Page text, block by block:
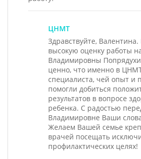
ЦНМТ
Здравствуйте,
высокую оценку работы
Владимировны
ценно, что именно в
специалиста, чей опыт и
помогли добиться
результатов в вопросе
ребенка. С радостью
Владимировне Ваши
Желаем Вашей семье
врачей посещать
профилактических целях!